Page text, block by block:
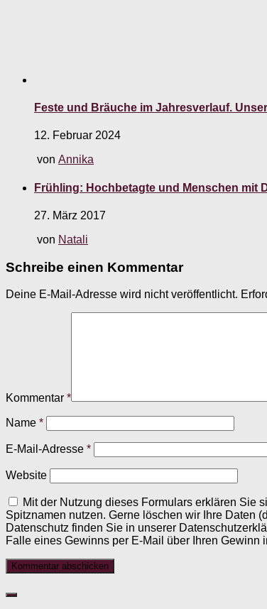
Feste und Bräuche im Jahresverlauf.
12. Februar 2024
von Annika
Frühling: Hochbetagte und Menschen mit
27. März 2017
von Natali
Schreibe einen Kommentar
Deine E-Mail-Adresse wird nicht veröffentlicht.
Kommentar *
Name *
E-Mail-Adresse *
Website
Mit der Nutzung dieses Formulars erklären Sie
Spitznamen nutzen. Gerne löschen wir Ihre Daten
Datenschutz finden Sie in unserer
Falle eines Gewinns per E-Mail über Ihren Gewinn